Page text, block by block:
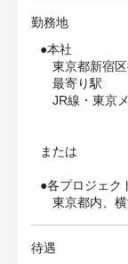
勤務地
●本社
東京都新宿区
最寄り駅
JR線・東京
または
●各プロジェク
東京都内、
待遇